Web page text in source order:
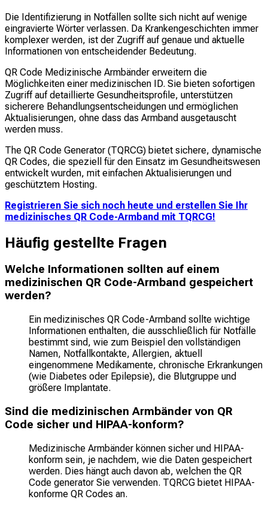
Die Identifizierung in Notfällen sollte sich nicht auf wenige
eingravierte Wörter verlassen. Da Krankengeschichten immer
komplexer werden, ist der Zugriff auf genaue und aktuelle
Informationen von entscheidender Bedeutung.
QR Code Medizinische Armbänder erweitern die
Möglichkeiten einer medizinischen ID. Sie bieten sofortigen
Zugriff auf detaillierte Gesundheitsprofile, unterstützen
sicherere Behandlungsentscheidungen und ermöglichen
Aktualisierungen, ohne dass das Armband ausgetauscht
werden muss.
The QR Code Generator (TQRCG) bietet sichere, dynamische
QR Codes, die speziell für den Einsatz im Gesundheitswesen
entwickelt wurden, mit einfachen Aktualisierungen und
geschütztem Hosting.
Registrieren Sie sich noch heute und erstellen Sie Ihr
medizinisches QR Code-Armband mit TQRCG!
Häufig gestellte Fragen
Welche Informationen sollten auf einem
medizinischen QR Code-Armband gespeichert
werden?
Ein medizinisches QR Code-Armband sollte wichtige
Informationen enthalten, die ausschließlich für Notfälle
bestimmt sind, wie zum Beispiel den vollständigen
Namen, Notfallkontakte, Allergien, aktuell
eingenommene Medikamente, chronische Erkrankungen
(wie Diabetes oder Epilepsie), die Blutgruppe und
größere Implantate.
Sind die medizinischen Armbänder von QR
Code sicher und HIPAA-konform?
Medizinische Armbänder können sicher und HIPAA-
konform sein, je nachdem, wie die Daten gespeichert
werden. Dies hängt auch davon ab, welchen the QR
Code generator Sie verwenden. TQRCG bietet HIPAA-
konforme QR Codes an.